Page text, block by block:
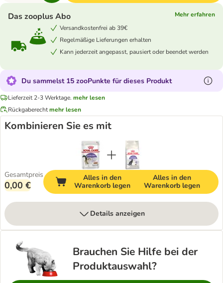
Das zooplus Abo
Mehr erfahren
Versandkostenfrei ab 39€
Regelmäßige Lieferungen erhalten
Kann jederzeit angepasst, pausiert oder beendet werden
Du sammelst 15 zooPunkte für dieses Produkt
Lieferzeit 2-3 Werktage. mehr lesen
Rückgaberechtmehr lesen
Kombinieren Sie es mit
Gesamtpreis
0,00 €
Alles in den
Warenkorb legen
Alles in den
Warenkorb legen
Details anzeigen
Brauchen Sie Hilfe bei der
Produktauswahl?